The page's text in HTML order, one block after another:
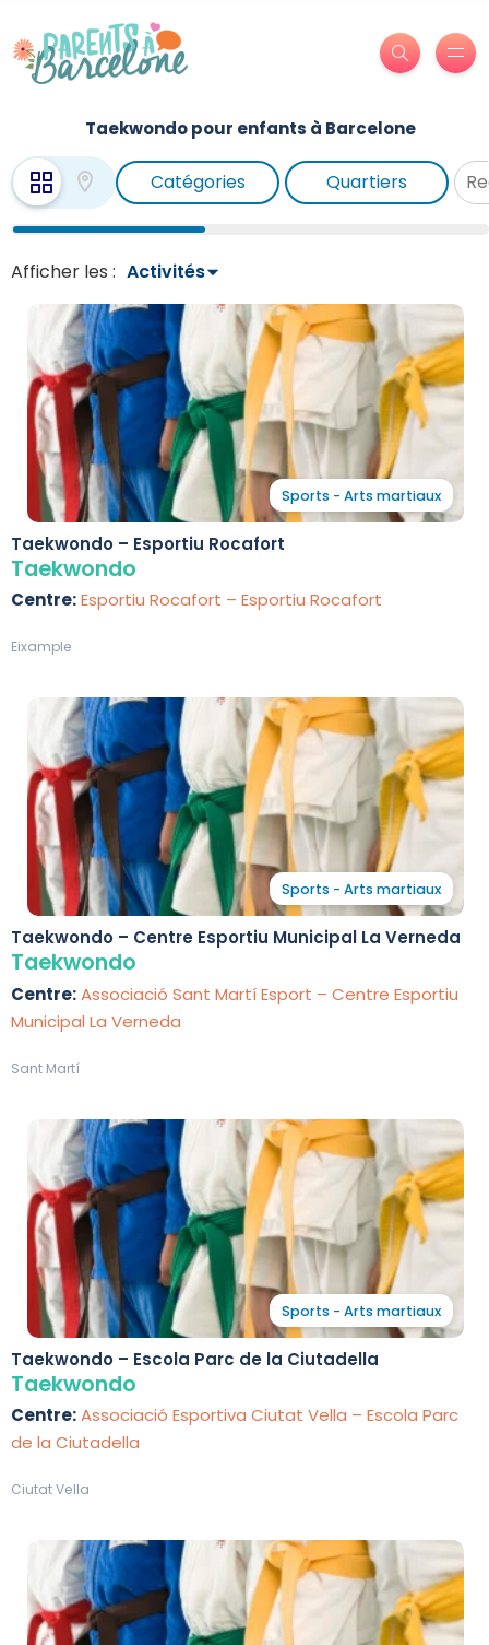
Taekwondo pour enfants à Barcelone
Catégories Quartiers
Afficher les :
Sports - Arts martiaux
Taekwondo – Esportiu Rocafort
Taekwondo
Centre:Esportiu Rocafort – Esportiu Rocafort
Eixample
Sports - Arts martiaux
Taekwondo – Centre Esportiu Municipal La Verneda
Taekwondo
Centre:Associació Sant Martí Esport – Centre Esportiu
Municipal La Verneda
Sant Martí
Sports - Arts martiaux
Taekwondo – Escola Parc de la Ciutadella
Taekwondo
Centre:Associació Esportiva Ciutat Vella – Escola Parc
de la Ciutadella
Ciutat Vella